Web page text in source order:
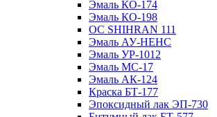
Эмаль КО-174
Эмаль КО-198
ОС SHIHRAN 111
Эмаль АУ-НЕНС
Эмаль УР-1012
Эмаль МС-17
Эмаль АК-124
Краска БТ-177
Эпоксидный лак ЭП-730